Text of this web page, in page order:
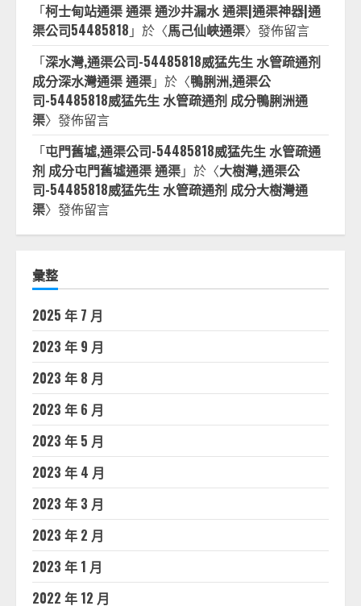
「柯士甸站通渠 通渠 通沙井漏水 通渠|通渠神器|通
渠公司54485818 」於〈馬己仙峽通渠〉發佈留言
「深水灣,通渠公司-54485818威猛先生 水管疏通剂
成分深水灣通渠 通渠」於〈鴨脷洲,通渠公
司-54485818威猛先生 水管疏通剂 成分鴨脷洲通
渠〉發佈留言
「屯門舊墟,通渠公司-54485818威猛先生 水管疏通
剂 成分屯門舊墟通渠 通渠」於〈大樹灣,通渠公
司-54485818威猛先生 水管疏通剂 成分大樹灣通
渠〉發佈留言
彙整
2025 年 7 月
2023 年 9 月
2023 年 8 月
2023 年 6 月
2023 年 5 月
2023 年 4 月
2023 年 3 月
2023 年 2 月
2023 年 1 月
2022 年 12 月